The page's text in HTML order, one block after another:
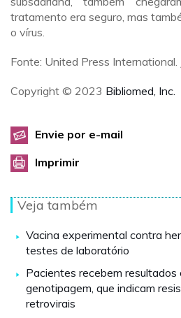
tratamento era seguro, mas
o vírus.
Fonte: United Press
Copyright © 2023 Bibliomed, Inc.
Envie por e-mail
Imprimir
Veja também
Vacina experimental contra
testes de laboratório
Pacientes recebem
genotipagem, que indicam
retrovirais